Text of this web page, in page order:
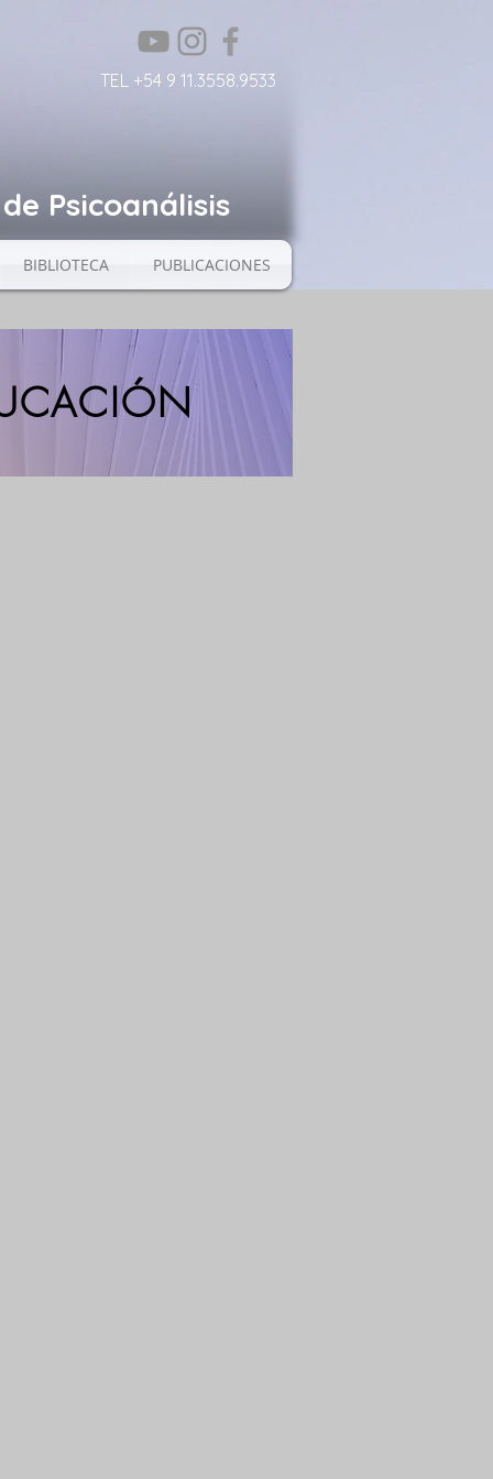
TEL +54 9 11.3558.9533
Psicoanálisis
BIBLIOTECA PUBLICACIONES